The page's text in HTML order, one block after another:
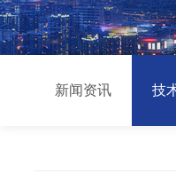
新闻资讯 技